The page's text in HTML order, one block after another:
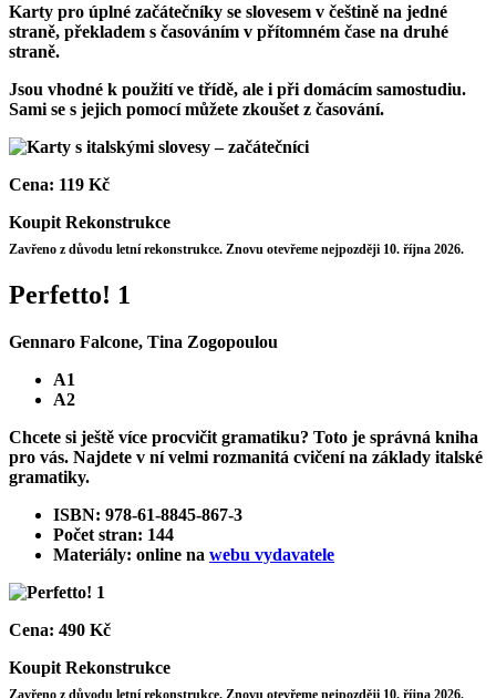
Karty pro úplné začátečníky se slovesem v češtině na jedné
straně, překladem s časováním v přítomném čase na druhé
straně.
Jsou vhodné k použití ve třídě, ale i při domácím samostudiu.
Sami se s jejich pomocí můžete zkoušet z časování.
Cena: 119 Kč
Koupit Rekonstrukce
Zavřeno z důvodu letní rekonstrukce. Znovu otevřeme nejpozději 10. října 2026.
Perfetto! 1
Gennaro Falcone, Tina Zogopoulou
A1
A2
Chcete si ještě více procvičit gramatiku? Toto je správná kniha
pro vás. Najdete v ní velmi rozmanitá cvičení na základy italské
gramatiky.
ISBN: 978-61-8845-867-3
Počet stran: 144
Materiály: online na webu vydavatele
Cena: 490 Kč
Koupit Rekonstrukce
Zavřeno z důvodu letní rekonstrukce. Znovu otevřeme nejpozději 10. října 2026.